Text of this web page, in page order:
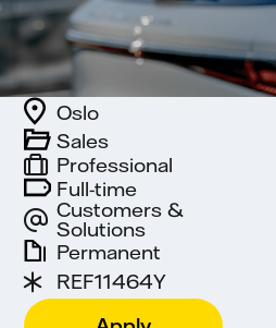
Full-time
Customers &
Solutions
Sales
Oslo
Professional
Permanent
REF11464Y